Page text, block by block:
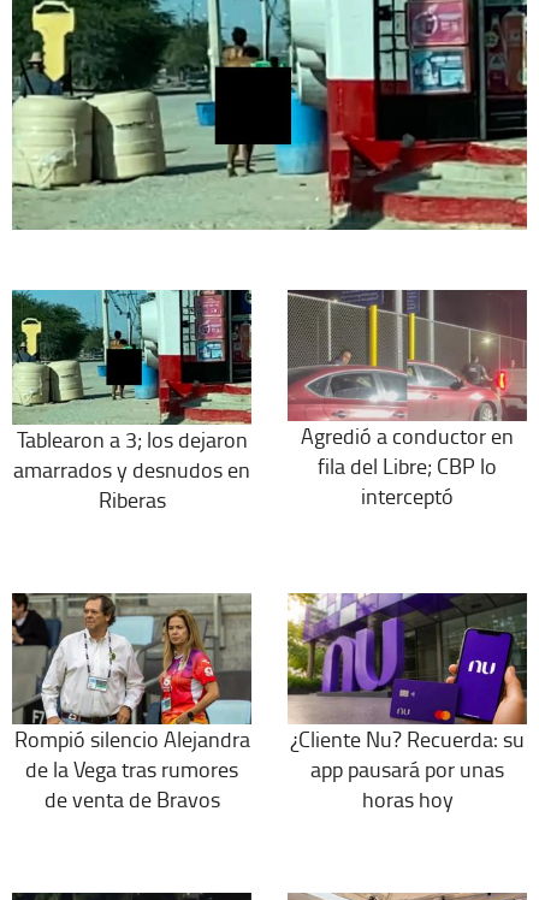
Tablearon a 3; los dejaron
amarrados y desnudos en
Riberas
Agredió a conductor en
fila del Libre; CBP lo
interceptó
Rompió silencio Alejandra
de la Vega tras rumores
de venta de Bravos
¿Cliente Nu? Recuerda: su
app pausará por unas
horas hoy